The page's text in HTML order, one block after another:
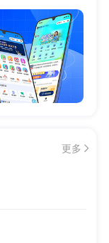
更多